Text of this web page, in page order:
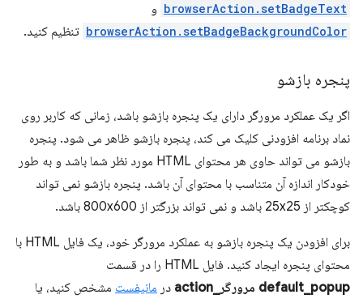
browserAction.setBadgeText و
browserAction.setBadgeBackgroundColor تنظیم کنید.
پنجره بازشو
اگر یک عملکرد مرورگر دارای یک پنجره بازشو باشد، زمانی که کاربر روی
نماد برنامه افزودنی کلیک می کند، پنجره بازشو ظاهر می شود. پنجره
بازشو می تواند حاوی هر محتوای HTML مورد نظر شما باشد و به طور
خودکار اندازه آن متناسب با محتوای آن باشد. پنجره بازشو نمی تواند
کوچکتر از 25x25 باشد و نمی تواند بزرگتر از 800x600 باشد.
برای افزودن یک پنجره بازشو به عملکرد مرورگر خود، یک فایل HTML با
محتوای پنجره ایجاد کنید. فایل HTML را در قسمت
default_popup مرورگر_action در مانیفست مشخص کنید، یا